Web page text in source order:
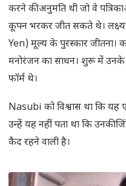
करने की अनुमति थी जो वे
कूपन भरकर जीत सकते थे।
Yen) मूल्य के पुरस्कार जीतना।
मनोरंजन का साधन। शुरू में
फॉर्म थे।
Nasubi को विश्वास था कि यह
उन्हें यह नहीं पता था कि उनकी
कैद रहने वाली है।